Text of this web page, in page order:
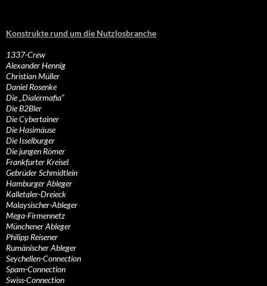
Konstrukte rund um die Nutzlosbranche
1337-Crew
Alexander Hennig
Christian Müller
Daniel Rosenke
Die „Dialermafia“
Die B2Bler
Die Cybertainer
Die Hasimäuse
Die Isselburger
Die jungen Römer
Frankfurter Kreisel
Gebrüder Schmidtlein
Hamburger Ableger
Kalletaler-Dreieck
Malaysischer-Ableger
Mega-Firmennetz
Münchener Ableger
Philipp Reisener
Rumänischer Ableger
Seychellen-Connection
Spam-Connection
Swiss-Connection